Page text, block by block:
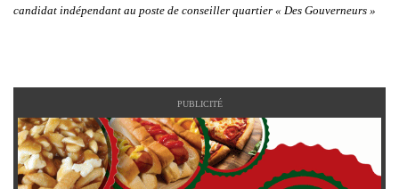
candidat indépendant au poste de conseiller quartier « Des Gouverneurs »
PUBLICITÉ